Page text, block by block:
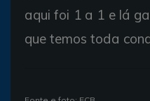
aqui foi 1 a 1 e lá
que temos toda